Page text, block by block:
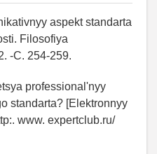
aspekt standarta
Filosofiya
-C. 254-259.
professional'nyy
standarta? [Elektronnyy
www. expertclub.ru/